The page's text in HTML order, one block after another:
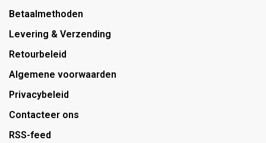
Betaalmethoden
Levering & Verzending
Retourbeleid
Algemene voorwaarden
Privacybeleid
Contacteer ons
RSS-feed